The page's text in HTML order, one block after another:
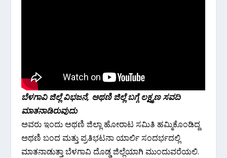
ಬೆಳಗಾವಿ ಜಿಲ್ಲೆ ವಿಭಜನೆ, ಅಥಣಿ ಜಿಲ್ಲೆ ಬಗ್ಗೆ ಲಕ್ಷ್ಮಣ ಸವದಿ
ಮಾತನಾಡಿರುವುದು
ಅವರು ಇಂದು ಅಥಣಿ ಜಿಲ್ಲಾ ಹೋರಾಟ ಸಮಿತಿ ಹಮ್ಮಿಕೊಂಡಿದ್ದ
ಅಥಣಿ ಬಂದ ಮತ್ತು ಪ್ರತಿಭಟನಾ ಯಾರ್ಲಿ ಸಂದರ್ಭದಲ್ಲಿ
ಮಾತನಾಡುತ್ತಾ ಬೆಳಗಾವಿ ದೊಡ್ಡ ಜಿಲ್ಲೆಯಾಗಿ ಮುಂದುವರೆಯಲಿ.